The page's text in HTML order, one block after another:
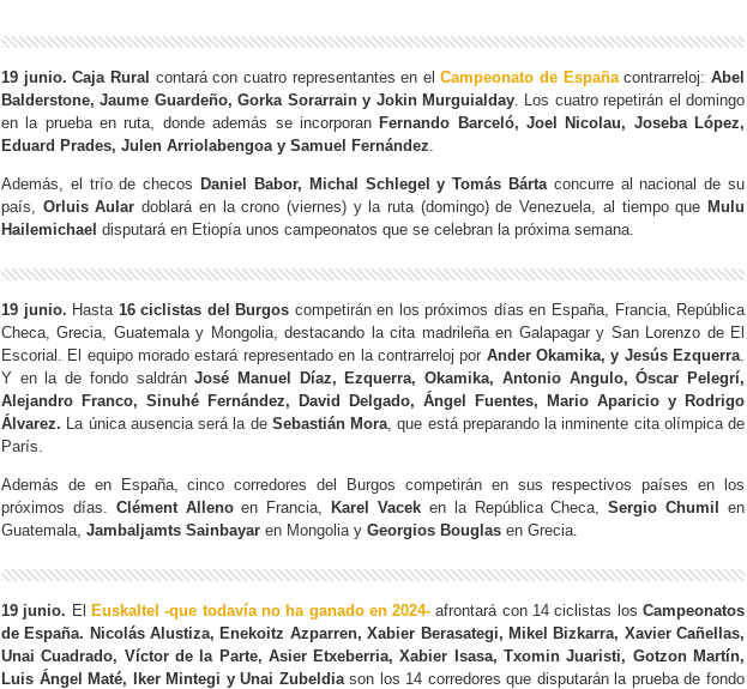
19 junio. Caja Rural contará con cuatro representantes en elCampeonato de Españacontrarreloj:Abel
Balderstone, Jaume Guardeño, Gorka Sorarrain y Jokin Murguialday. Los cuatro repetirán el domingo
en la prueba en ruta, donde además se incorporanFernando Barceló, Joel Nicolau, Joseba López,
Eduard Prades, Julen Arriolabengoa y Samuel Fernández.
Además, el trío de checos Daniel Babor, Michal Schlegel y Tomás Bárta concurre al nacional de su
país, Orluis Aular doblará en la crono (viernes) y la ruta (domingo) de Venezuela, al tiempo que Mulu
Hailemichael disputará en Etiopía unos campeonatos que se celebran la próxima semana.
19 junio. Hasta 16 ciclistas del Burgos competirán en los próximos días en España, Francia, República
Checa, Grecia, Guatemala y Mongolia, destacando la cita madrileña en Galapagar y San Lorenzo de El
Escorial. El equipo morado estará representado en la contrarreloj por Ander Okamika, y Jesús Ezquerra.
Y en la de fondo saldránJosé Manuel Díaz, Ezquerra, Okamika, Antonio Angulo, Óscar Pelegrí,
Alejandro Franco, Sinuhé Fernández, David Delgado, Ángel Fuentes, Mario Aparicio y Rodrigo
Álvarez. La única ausencia será la de Sebastián Mora, que está preparando la inminente cita olímpica de
París.
Además de en España, cinco corredores del Burgos competirán en sus respectivos países en los
próximos días. Clément Allenoen Francia, Karel Vacek en la República Checa,Sergio Chumil
en
Guatemala, Jambaljamts Sainbayar en Mongolia y Georgios Bouglas en Grecia.
19 junio. El Euskaltel -que todavía no ha ganado en 2024-afrontará con 14 ciclistas los Campeonatos
de España. Nicolás Alustiza, Enekoitz Azparren, Xabier Berasategi, Mikel Bizkarra, Xavier Cañellas,
Unai Cuadrado, Víctor de la Parte, Asier Etxeberria, Xabier Isasa, Txomin Juaristi, Gotzon Martín,
Luis Ángel Maté, Iker Mintegi y Unai Zubeldiason los 14 corredores que disputarán la prueba de fondo